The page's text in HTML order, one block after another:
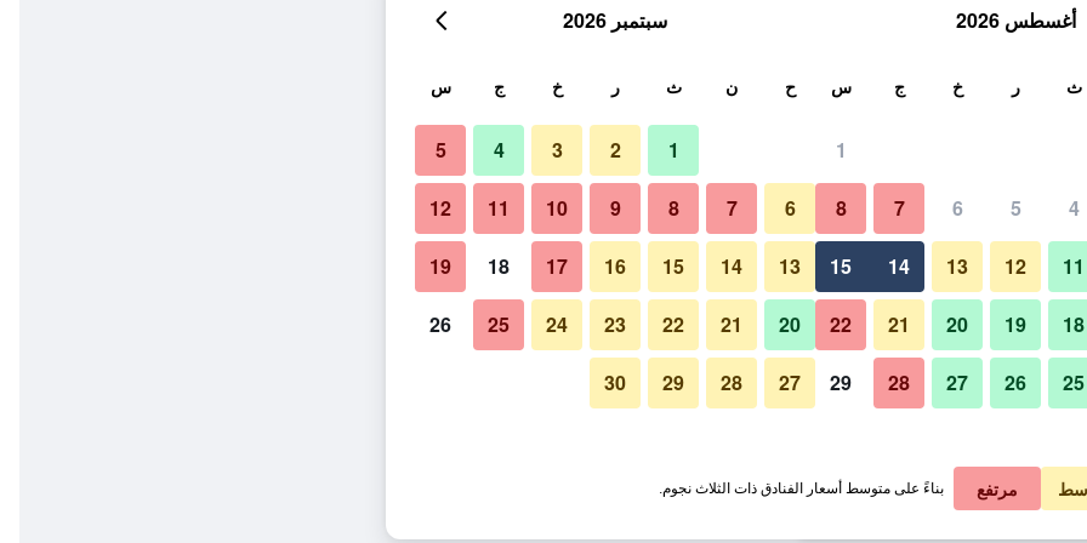
في الليلة
﷼ عرض الصفقة
﷼ عرض الصفقة
أغسطس 2026
ث ر خ ج س
1
4
5
6
7
8
11
12
13
14
15
18
19
20
21
22
25
26
27
28
29
سبتمبر 2026
ح ن ث ر خ ج س
1
2
3
4
5
6
7
8
9
10
11
12
13
14
15
16
17
18
19
20
21
22
23
24
25
26
27
28
29
30
مرتفع بناءً على متوسط أسعار الفنادق ذات الثلاث نجوم.